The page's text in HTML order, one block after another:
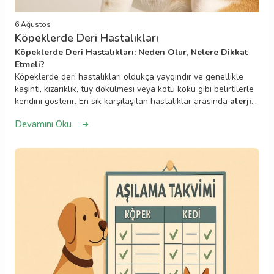
6 Ağustos
Köpeklerde Deri Hastalıkları
Köpeklerde Deri Hastalıkları: Neden Olur, Nelere Dikkat
Etmeli?
Köpeklerde deri hastalıkları oldukça yaygındır ve genellikle
kaşıntı, kızarıklık, tüy dökülmesi veya kötü koku gibi belirtilerle
kendini gösterir. En sık karşılaşılan hastalıklar arasında alerjik
uyuzyer alır. Deri hastalıklarının nedeni parazit, alerji, mantar,
teşhis ve tedavi için mutlaka veteriner hekime başvurulmalıdır.
Erken müdahale ile hem köpeğinizin sağlığı korunur hem de
Devamını Oku